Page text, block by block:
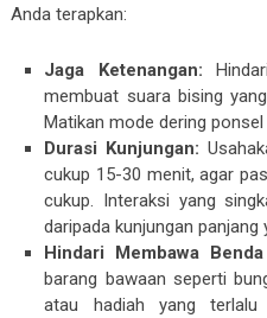
Anda terapkan:
Jaga Ketenangan:
membuat suara bising
Matikan mode dering
Durasi Kunjungan:
cukup 15-30 menit, agar
cukup. Interaksi yang
daripada kunjungan panjang
Hindari Membawa
barang bawaan seperti
atau hadiah yang terlalu